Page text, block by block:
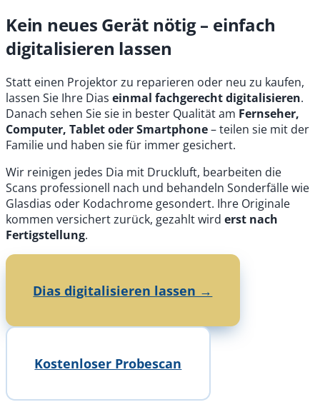
Kein neues Gerät nötig – einfach
digitalisieren lassen
Statt einen Projektor zu reparieren oder neu zu kaufen,
lassen Sie Ihre Dias einmal fachgerecht digitalisieren.
Danach sehen Sie sie in bester Qualität am Fernseher,
Computer, Tablet oder Smartphone– teilen sie mit der
Familie und haben sie für immer gesichert.
Wir reinigen jedes Dia mit Druckluft, bearbeiten die
Scans professionell nach und behandeln Sonderfälle wie
Glasdias oder Kodachrome gesondert. Ihre Originale
kommen versichert zurück, gezahlt wird erst nach
Fertigstellung.
Dias digitalisieren lassen →
Kostenloser Probescan